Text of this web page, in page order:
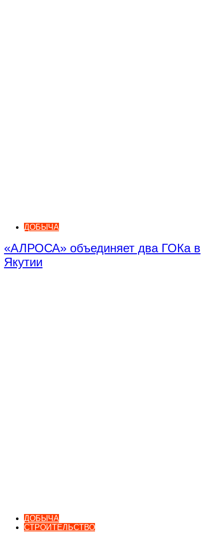
ДОБЫЧА
«АЛРОСА» объединяет два ГОКа в
Якутии
ДОБЫЧА
СТРОИТЕЛЬСТВО